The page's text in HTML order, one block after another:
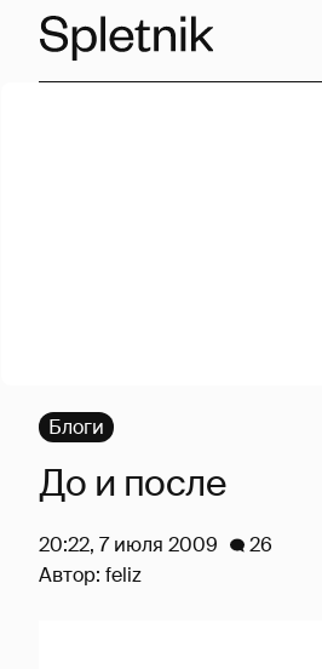
Блоги
До и после
20:22, 7 июля 2009
26
Автор: feliz